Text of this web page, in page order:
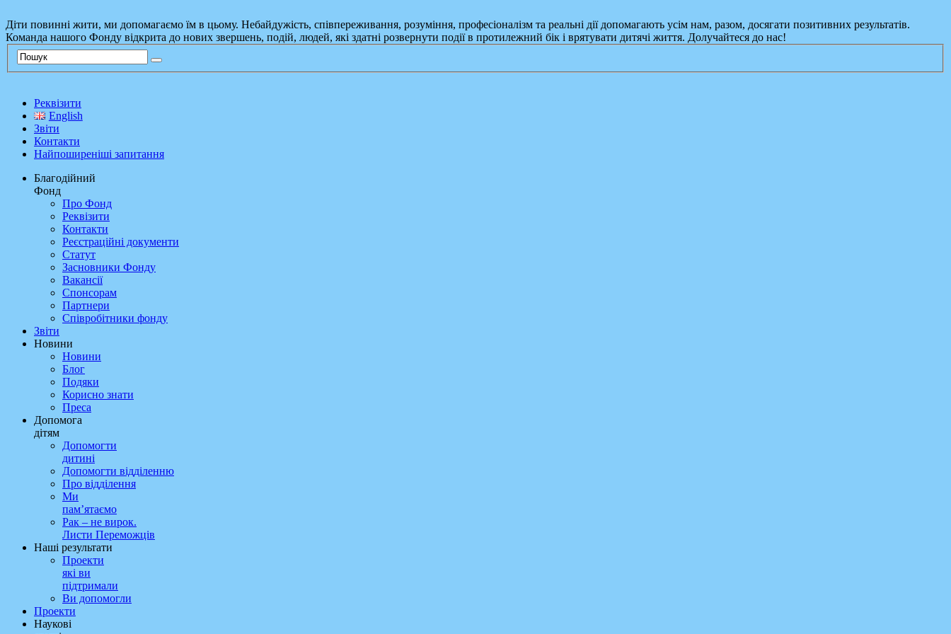
Діти повинні жити, ми допомагаємо їм в цьому. Небайдужість, співпереживання, розуміння, професіоналізм та реальні дії допомагають усім нам, разом, досягати позитивних результатів.
Команда нашого Фонду відкрита до нових звершень, подій, людей, які здатні розвернути події в протилежний бік і врятувати дитячі життя. Долучайтеся до нас!
Реквізити
English
Звіти
Контакти
Найпоширеніші запитання
Благодійний
Фонд
Про Фонд
Реквізити
Контакти
Реєстраційні документи
Статут
Засновники Фонду
Вакансії
Спонсорам
Партнери
Співробітники фонду
Звіти
Новини
Новини
Блог
Подяки
Корисно знати
Преса
Допомога
дітям
Допомогти
дитині
Допомогти відділенню
Про відділення
Ми
пам’ятаємо
Рак – не вирок.
Листи Переможців
Наші результати
Проекти
які ви
підтримали
Ви допомогли
Проекти
Наукові